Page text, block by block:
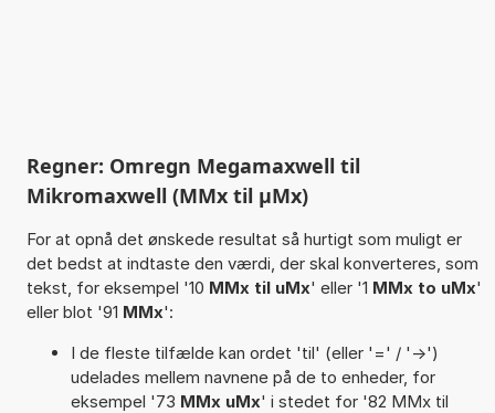
Regner: Omregn Megamaxwell til
Mikromaxwell (MMx til µMx)
For at opnå det ønskede resultat så hurtigt som muligt er
det bedst at indtaste den værdi, der skal konverteres, som
tekst, for eksempel '10 MMx til uMx' eller '1 MMx to uMx'
eller blot '91 MMx':
I de fleste tilfælde kan ordet 'til' (eller '=' / '->')
udelades mellem navnene på de to enheder, for
eksempel '73 MMx uMx' i stedet for '82 MMx til